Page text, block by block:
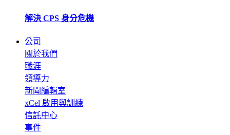
解決 CPS 身分危機
公司
關於我們
職涯
領導力
新聞編輯室
xCel 啟用與訓練
信託中心
事件